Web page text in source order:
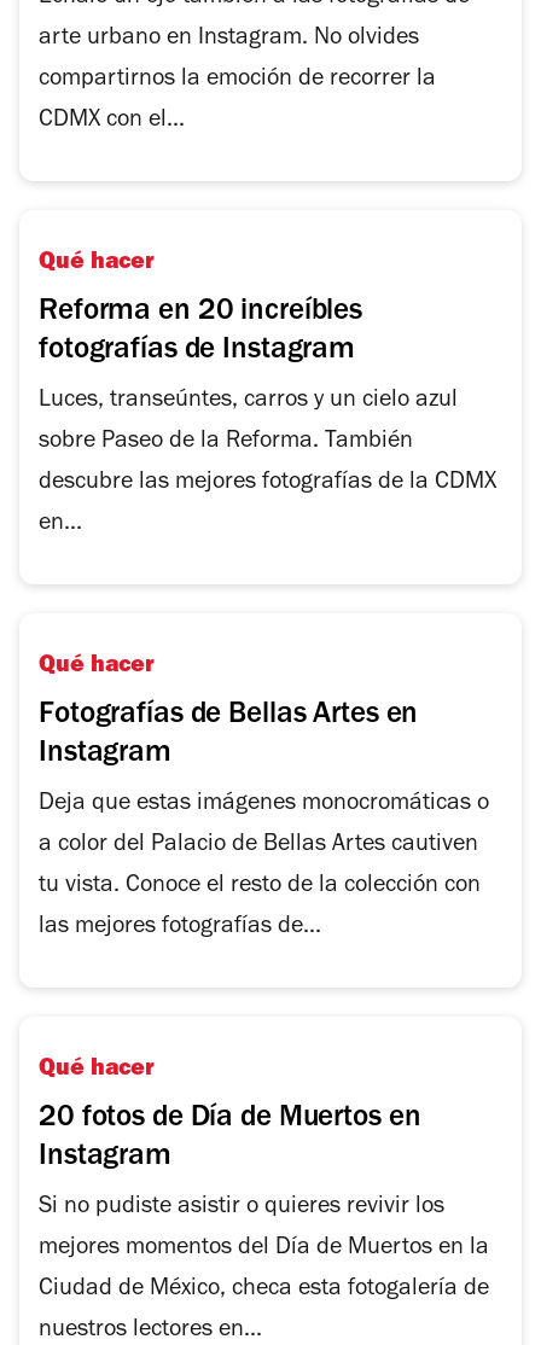
arte urbano en Instagram. No olvides
compartirnos la emoción de recorrer la
CDMX con el...
Qué hacer
Reforma en 20 increíbles
fotografías de Instagram
Luces, transeúntes, carros y un cielo azul
sobre Paseo de la Reforma. También
descubre las mejores fotografías de la CDMX
en...
Qué hacer
Fotografías de Bellas Artes en
Instagram
Deja que estas imágenes monocromáticas o
a color del Palacio de Bellas Artes cautiven
tu vista. Conoce el resto de la colección con
las mejores fotografías de...
Qué hacer
20 fotos de Día de Muertos en
Instagram
Si no pudiste asistir o quieres revivir los
mejores momentos del Día de Muertos en la
Ciudad de México, checa esta fotogalería de
nuestros lectores en...